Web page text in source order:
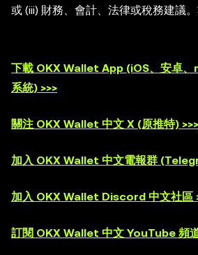
或 (iii) 財務、會計、法律或稅務建議
幣和 NFT）受市場波動影響， 涉及
詢您的法律/稅務/投資專業人士。
自託管錢包軟件服務，讓您可以發現
OKX Web3 錢包無法控制此類第三方
其承擔任何責任。並非所有產品均在
Web3 錢包及其相關服務不是由 OKX
下載 OKX Wallet App (iOS、安卓
系統) >>>
關注 OKX Wallet 中文 X (原推特) >>>
加入 OKX Wallet 中文電報群
加入 OKX Wallet Discord 中文社區
訂閱 OKX Wallet 中文 YouTube 頻